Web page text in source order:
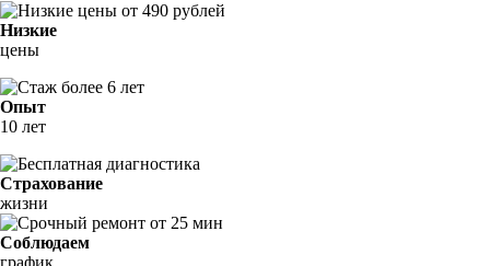
Низкие
цены
Опыт
10 лет
Страхование
жизни
Соблюдаем
график